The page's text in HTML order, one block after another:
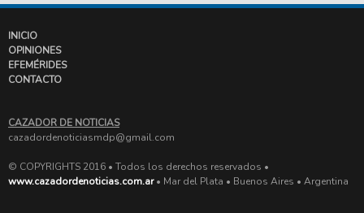
INICIO
OPINIONES
EFEMÉRIDES
CONTACTO
CAZADOR DE NOTICIAS
cazadordenoticiasmdp@gmail.com
© COPYRIGHTS 2016 • Todos los derechos reservados •
www.cazadordenoticias.com.ar• Mar del Plata • Buenos Aires • Argentina